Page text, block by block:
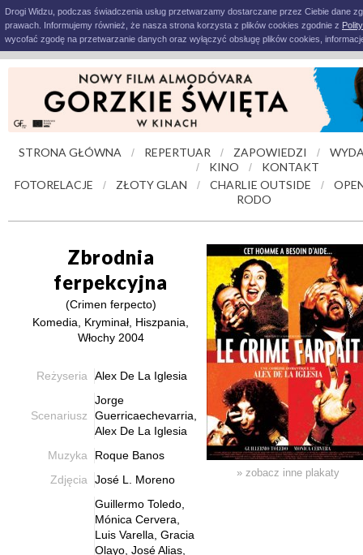
Drogi Widzu, podczas świadczenia usług przetwarzamy dostarczane przez Ciebie dane
prawach. Informujemy również, że nasza strona korzysta z plików cookies zgodnie z
wycofać zgodę na przetwarzanie danych oraz wyłączyć obsługę plików cookies,
STRONA GŁÓWNA / REPERTUAR / ZAPOWIEDZI /
/ KINO /
KONTAKT
FOTORELACJE
/ ZŁOTY GLAN / CHARLIE OUTSIDE /
RODO
Zbrodnia
ferpekcyjna
(Crimen ferpecto)
Komedia, Kryminał, Hiszpania,
Włochy 2004
Reżyseria Alex De La Iglesia
Scenariusz
Jorge
Guerricaechevarria,
Alex De La Iglesia
Muzyka
Roque Banos
Zdjęcia
José L. Moreno
Guillermo Toledo,
Mónica Cervera,
Luis Varella, Gracia
Olayo, José Alias,
» zobacz inne plakaty